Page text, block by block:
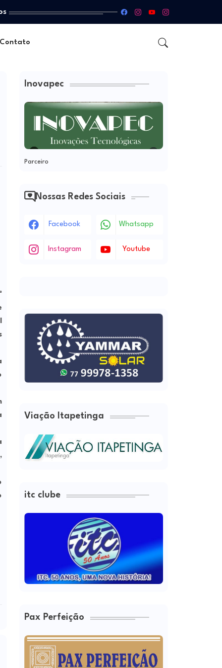
Inovapec
Parceiro
Nossas Redes Sociais
Facebook Whatsapp
Instagram Youtube
Viação Itapetinga
itc clube
Pax Perfeição